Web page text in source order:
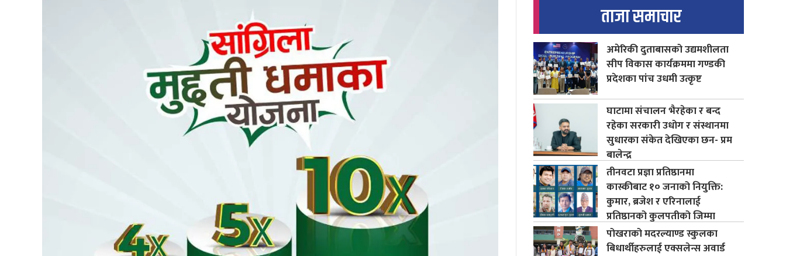
ताजा समाचार
अमेरिकी दुताबासको उद्यमशीलता
सीप विकास कार्यक्रममा गण्डकी
प्रदेशका पांच उधमी उत्कृष्ट
घाटामा संचालन भैरहेका र बन्द
रहेका सरकारी उधोग र संस्थानमा
सुधारका संकेत देखिएका छन- प्रम
बालेन्द्र
तीनवटा प्रज्ञा प्रतिष्ठानमा
कास्कीबाट १० जनाको नियुक्ति:
कुमार, ब्रजेश र एरिनालाई
प्रतिष्ठानको कुलपतीको जिम्मा
पोखराको मदरल्याण्ड स्कुलका
बिधार्थीहरुलाई एक्सलेन्स अवार्ड